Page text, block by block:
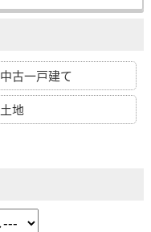
中古一戸建て
土地